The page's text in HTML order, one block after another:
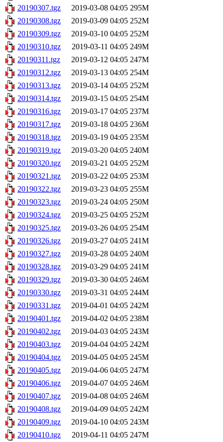
20190307.tgz
2019-03-08 04:05 295M
20190308.tgz
2019-03-09 04:05 252M
20190309.tgz
2019-03-10 04:05 252M
20190310.tgz
2019-03-11 04:05 249M
20190311.tgz
2019-03-12 04:05 247M
20190312.tgz
2019-03-13 04:05 254M
20190313.tgz
2019-03-14 04:05 252M
20190314.tgz
2019-03-15 04:05 254M
20190316.tgz
2019-03-17 04:05 237M
20190317.tgz
2019-03-18 04:05 236M
20190318.tgz
2019-03-19 04:05 235M
20190319.tgz
2019-03-20 04:05 240M
20190320.tgz
2019-03-21 04:05 252M
20190321.tgz
2019-03-22 04:05 253M
20190322.tgz
2019-03-23 04:05 255M
20190323.tgz
2019-03-24 04:05 250M
20190324.tgz
2019-03-25 04:05 252M
20190325.tgz
2019-03-26 04:05 254M
20190326.tgz
2019-03-27 04:05 241M
20190327.tgz
2019-03-28 04:05 240M
20190328.tgz
2019-03-29 04:05 241M
20190329.tgz
2019-03-30 04:05 246M
20190330.tgz
2019-03-31 04:05 244M
20190331.tgz
2019-04-01 04:05 242M
20190401.tgz
2019-04-02 04:05 238M
20190402.tgz
2019-04-03 04:05 243M
20190403.tgz
2019-04-04 04:05 242M
20190404.tgz
2019-04-05 04:05 245M
20190405.tgz
2019-04-06 04:05 247M
20190406.tgz
2019-04-07 04:05 246M
20190407.tgz
2019-04-08 04:05 246M
20190408.tgz
2019-04-09 04:05 242M
20190409.tgz
2019-04-10 04:05 243M
20190410.tgz
2019-04-11 04:05 247M